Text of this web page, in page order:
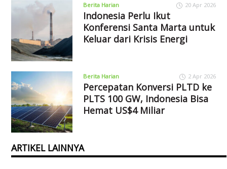
Berita Harian 20 Apr 2026
Indonesia Perlu Ikut
Konferensi Santa Marta untuk
Keluar dari Krisis Energi
Berita Harian 2 Apr 2026
Percepatan Konversi PLTD ke
PLTS 100 GW, Indonesia Bisa
Hemat US$4 Miliar
ARTIKEL LAINNYA